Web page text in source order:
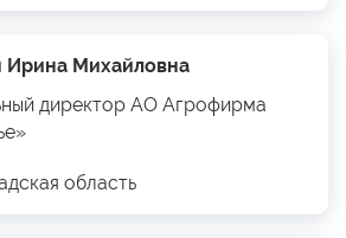
Ирина Михайловна
директор АО Агрофирма
область